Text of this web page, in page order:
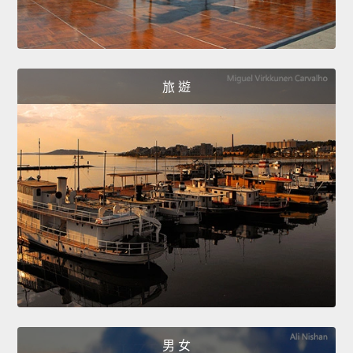
旅 遊
男 女